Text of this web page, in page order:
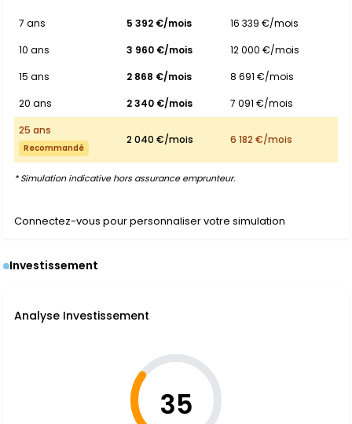
7 ans
5 392 €/mois
16 339 €/mois
10 ans
3 960 €/mois
12 000 €/mois
15 ans
2 868 €/mois
8 691 €/mois
20 ans
2 340 €/mois
7 091 €/mois
25 ans
Recommandé
2 040 €/mois 6 182 €/mois
* Simulation indicative hors assurance emprunteur.
Connectez-vous pour personnaliser votre simulation
Investissement
Analyse Investissement
35